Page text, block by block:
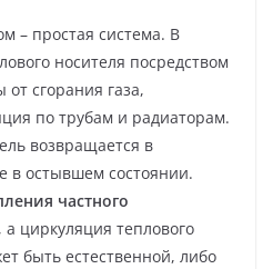
– простая система. В
носителя посредством
сгорания газа,
по трубам и радиаторам.
возвращается в
в остывшем состоянии.
частного
а циркуляция теплового
быть естественной, либо